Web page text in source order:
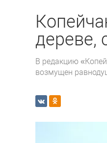
дереве,
В редакцию
возмущен